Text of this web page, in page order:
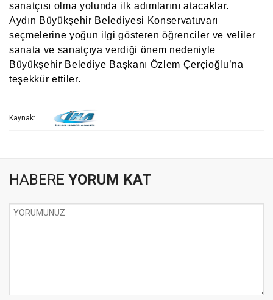
sanatçısı olma yolunda ilk adımlarını atacaklar.
Aydın Büyükşehir Belediyesi Konservatuvarı
seçmelerine yoğun ilgi gösteren öğrenciler ve veliler
sanata ve sanatçıya verdiği önem nedeniyle
Büyükşehir Belediye Başkanı Özlem Çerçioğlu’na
teşekkür ettiler.
Kaynak:
HABERE YORUM KAT